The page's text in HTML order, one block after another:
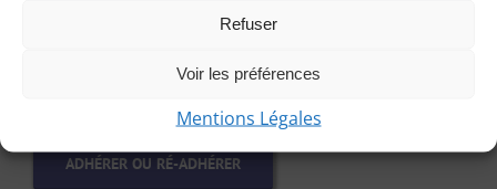
Refuser
Voir les préférences
Mentions Légales
Vous souhaitez adhérer ou réadhérer
Le bouton ci-dessous vous mènera à la page d’adhésion
ADHÉRER OU RÉ-ADHÉRER